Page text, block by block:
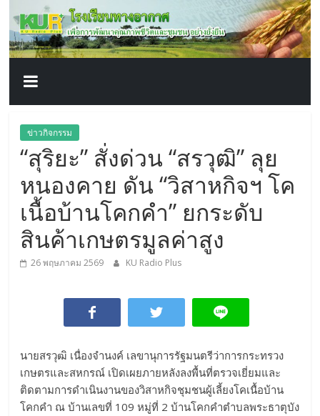
content
โรงเรียน
ทาง
อากาศ​
เพื่อ
พัฒนา
คุณภาพ
ชีวิต
ข่าวกิจกรรม
“สุริยะ” สั่งด่วน “สรวุฒิ” ลุย
หนองคาย ดัน “วิสาหกิจฯ โค
เนื้อบ้านโคกคำ” ยกระดับ
สินค้าเกษตรมูลค่าสูง
26 พฤษภาคม 2569 KU Radio Plus
นายสรวุฒิ เนื่องจำนงค์ เลขานุการรัฐมนตรีว่าการกระทรวง
เกษตรและสหกรณ์ เปิดเผยภายหลังลงพื้นที่ตรวจเยี่ยมและ
ติดตามการดำเนินงานของวิสาหกิจชุมชนผู้เลี้ยงโคเนื้อบ้าน
โคกคำ ณ บ้านเลขที่ 109 หมู่ที่ 2 บ้านโคกคำตำบลพระธาตุบัง